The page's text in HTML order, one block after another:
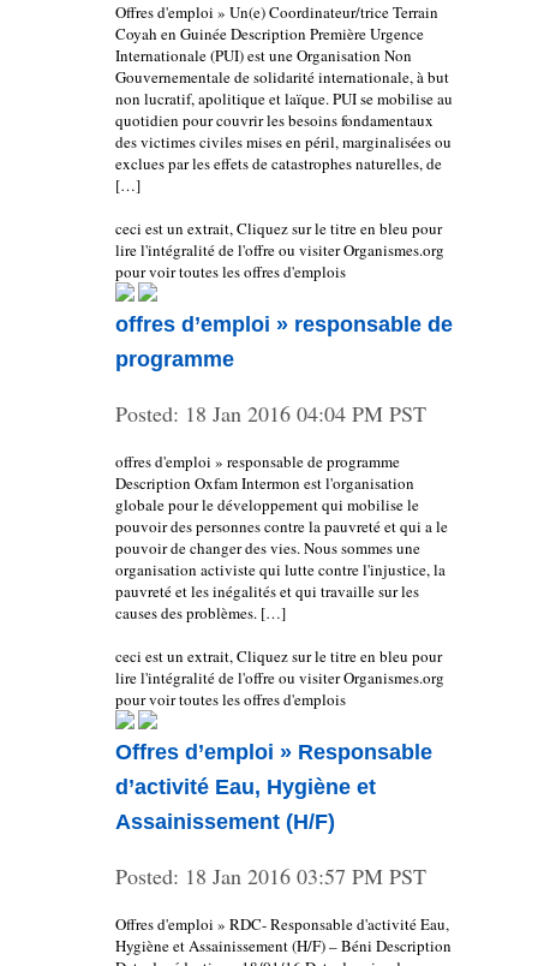
Offres d'emploi » Un(e) Coordinateur/trice Terrain
Coyah en Guinée Description Première Urgence
Internationale (PUI) est une Organisation Non
Gouvernementale de solidarité internationale, à but
non lucratif, apolitique et laïque. PUI se mobilise au
quotidien pour couvrir les besoins fondamentaux
des victimes civiles mises en péril, marginalisées ou
exclues par les effets de catastrophes naturelles, de
[…]
ceci est un extrait, Cliquez sur le titre en bleu pour
lire l'intégralité de l'offre ou visiter Organismes.org
pour voir toutes les offres d'emplois
offres d’emploi » responsable de
programme
Posted: 18 Jan 2016 04:04 PM PST
offres d'emploi » responsable de programme
Description Oxfam Intermon est l'organisation
globale pour le développement qui mobilise le
pouvoir des personnes contre la pauvreté et qui a le
pouvoir de changer des vies. Nous sommes une
organisation activiste qui lutte contre l'injustice, la
pauvreté et les inégalités et qui travaille sur les
causes des problèmes. […]
ceci est un extrait, Cliquez sur le titre en bleu pour
lire l'intégralité de l'offre ou visiter Organismes.org
pour voir toutes les offres d'emplois
Offres d’emploi » Responsable
d’activité Eau, Hygiène et
Assainissement (H/F)
Posted: 18 Jan 2016 03:57 PM PST
Offres d'emploi » RDC- Responsable d'activité Eau,
Hygiène et Assainissement (H/F) – Béni Description